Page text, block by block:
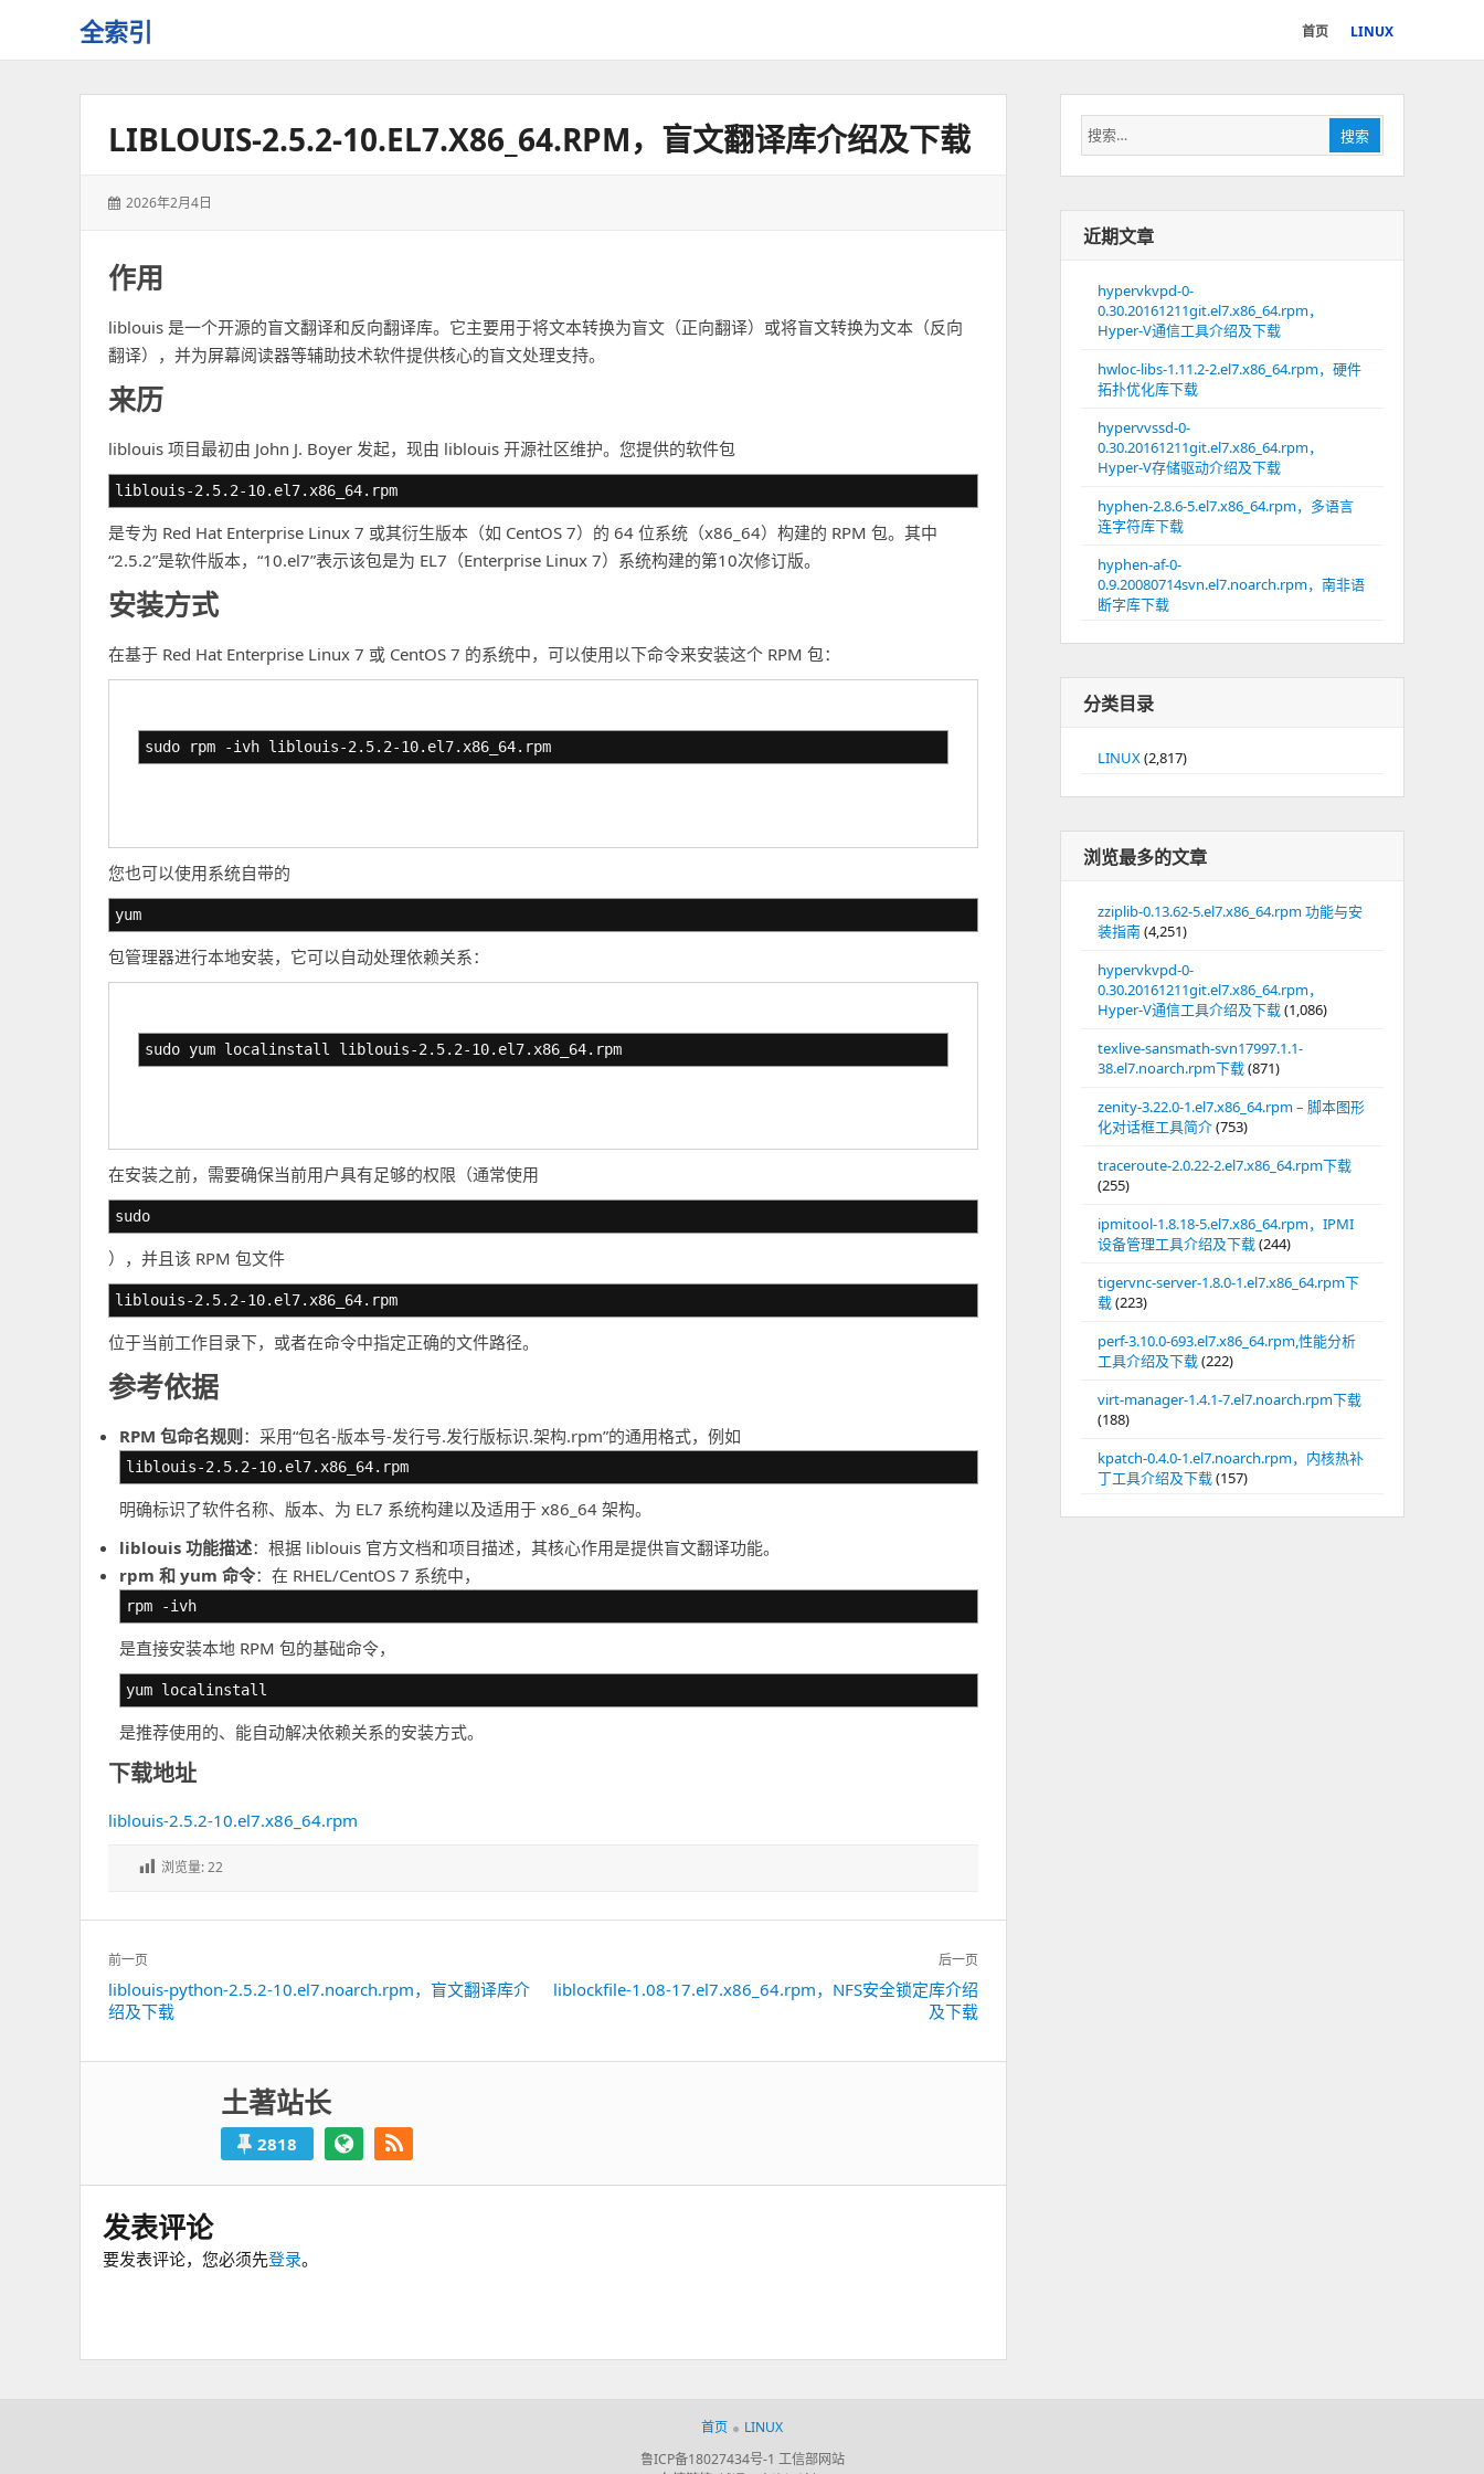
全索引
些
首页 LINUX
LIBLOUIS-2.5.2-10.EL7.X86_64.RPM，盲文翻译库介绍及下载
发
2026年2月4日
作用
liblouis 是一个开源的盲文翻译和反向翻译库。它主要用于将文本转换为盲文（正向翻译）或将盲文转换为文本（反向
翻译），并为屏幕阅读器等辅助技术软件提供核心的盲文处理支持。
来历
liblouis 项目最初由 John J. Boyer 发起，现由 liblouis 开源社区维护。您提供的软件包
liblouis-2.5.2-10.el7.x86_64.rpm
是专为 Red Hat Enterprise Linux 7 或其衍生版本（如 CentOS 7）的 64 位系统（x86_64）构建的 RPM 包。其中
“2.5.2”是软件版本，“10.el7”表示该包是为 EL7（Enterprise Linux 7）系统构建的第10次修订版。
安装方式
在基于 Red Hat Enterprise Linux 7 或 CentOS 7 的系统中，可以使用以下命令来安装这个 RPM 包：
sudo rpm -ivh liblouis-2.5.2-10.el7.x86_64.rpm
您也可以使用系统自带的
yum
包管理器进行本地安装，它可以自动处理依赖关系：
sudo yum localinstall liblouis-2.5.2-10.el7.x86_64.rpm
在安装之前，需要确保当前用户具有足够的权限（通常使用
sudo
），并且该 RPM 包文件
liblouis-2.5.2-10.el7.x86_64.rpm
位于当前工作目录下，或者在命令中指定正确的文件路径。
参考依据
RPM 包命名规则 ：采用“包名-版本号-发行号.发行版标识.架构.rpm”的通用格式，例如
liblouis-2.5.2-10.el7.x86_64.rpm
明确标识了软件名称、版本、为 EL7 系统构建以及适用于 x86_64 架构。
liblouis 功能描述：根据 liblouis 官方文档和项目描述，其核心作用是提供盲文翻译功能。
rpm 和 yum 命令：在 RHEL/CentOS 7 系统中，
rpm -ivh
是直接安装本地 RPM 包的基础命令，
yum localinstall
是推荐使用的、能自动解决依赖关系的安装方式。
下载地址
liblouis-2.5.2-10.el7.x86_64.rpm
浏览量:22
文
章
导
前一页
上
一
liblouis-python-2.5.2-10.el7.noarch.rpm，盲文翻译库介
绍及下载
后一页
下
liblockfile-1.08-17.el7.x86_64.rpm，NFS安全锁定库介绍
及下载
土著站长
2818
发表评论
要发表评论，您必须先登录。
搜
索：
搜索
近期文章
hypervkvpd-0-
0.30.20161211git.el7.x86_64.rpm，
Hyper-V通信工具介绍及下载
hwloc-libs-1.11.2-2.el7.x86_64.rpm，硬件
拓扑优化库下载
hypervvssd-0-
0.30.20161211git.el7.x86_64.rpm，
Hyper-V存储驱动介绍及下载
hyphen-2.8.6-5.el7.x86_64.rpm，多语言
连字符库下载
hyphen-af-0-
0.9.20080714svn.el7.noarch.rpm，南非语
断字库下载
分类目录
LINUX(2,817)
浏览最多的文章
zziplib-0.13.62-5.el7.x86_64.rpm 功能与安
装指南(4,251)
hypervkvpd-0-
0.30.20161211git.el7.x86_64.rpm，
Hyper-V通信工具介绍及下载(1,086)
texlive-sansmath-svn17997.1.1-
38.el7.noarch.rpm下载(871)
zenity-3.22.0-1.el7.x86_64.rpm – 脚本图形
化对话框工具简介(753)
traceroute-2.0.22-2.el7.x86_64.rpm下载
(255)
ipmitool-1.8.18-5.el7.x86_64.rpm，IPMI
设备管理工具介绍及下载(244)
tigervnc-server-1.8.0-1.el7.x86_64.rpm下
载(223)
perf-3.10.0-693.el7.x86_64.rpm,性能分析
工具介绍及下载(222)
virt-manager-1.4.1-7.el7.noarch.rpm下载
(188)
kpatch-0.4.0-1.el7.noarch.rpm，内核热补
丁工具介绍及下载(157)
首页
LINUX
鲁ICP备18027434号-1 工信部网站